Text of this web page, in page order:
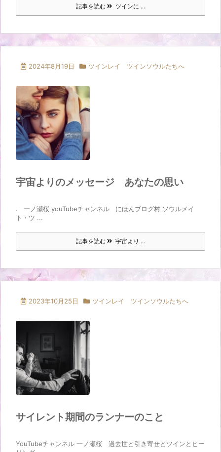
記事を読む ツインに ...
2024年8月19日 ツインレイ ツインソウルたちへ
宇宙よりのメッセージ あなたの思い
. 一ノ瀬桜 youTubeチャンネル にほんブログ村 ソウルメイ
ト・ツ ...
記事を読む 宇宙より ...
2023年10月25日 ツインレイ ツインソウルたちへ
サイレント期間のランナーのこと
YouTubeチャンネル 一ノ瀬桜 過去世と引き寄せとツインとヒー